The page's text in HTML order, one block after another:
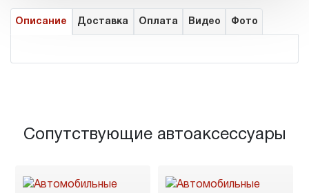
Описание Доставка Оплата Видео Фото
Сопутствующие автоаксессуары